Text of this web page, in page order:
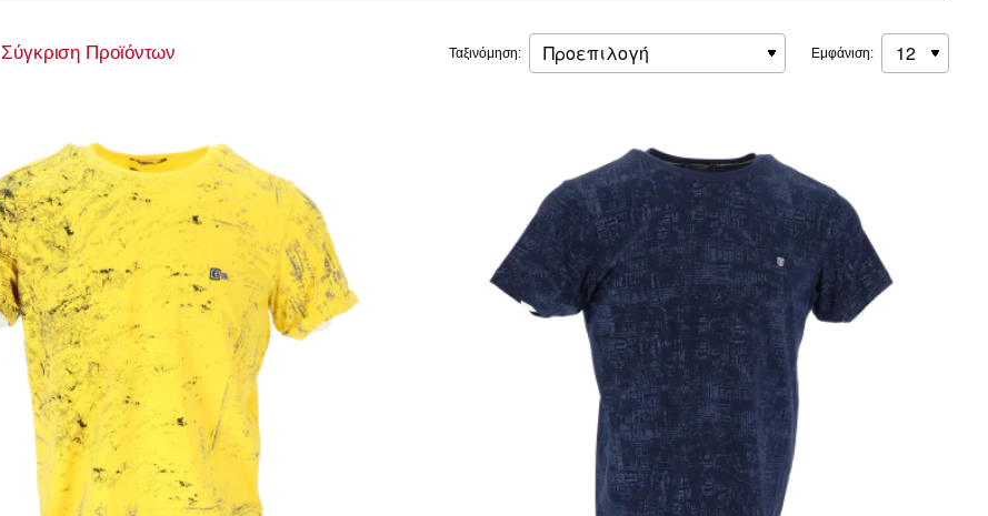
Σύγκριση Προϊόντων Ταξινόμηση: Εμφάνιση: